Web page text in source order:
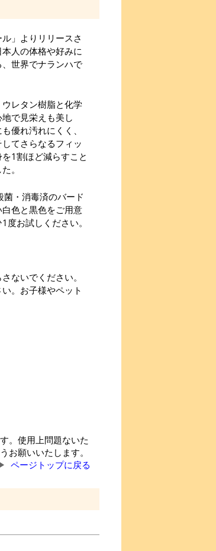
」よりリリースさ
人の体格や好みに
世界でナランハで
レタン樹脂と化学
で見栄えも美し
優れ汚れにくく、
てさらなるフィッ
1割ほど減らすこと
。
・消毒済のバード
色と黒色をご用意
お試しください。
ないでください。
。お子様やペット
。使用上問題ないた
お願いいたします。
ページトップに戻る